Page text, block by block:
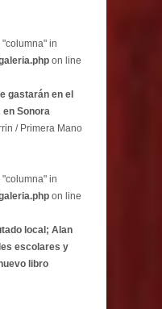
in
on line
gastarán en el
en Sonora
/ Primera Mano
in
on line
local; Alan
escolares y
libro